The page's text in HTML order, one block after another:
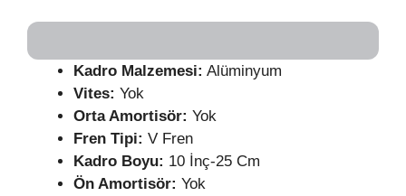
Kadro Malzemesi: Alüminyum
Vites: Yok
Orta Amortisör: Yok
Fren Tipi: V Fren
Kadro Boyu: 10 İnç-25 Cm
Ön Amortisör: Yok